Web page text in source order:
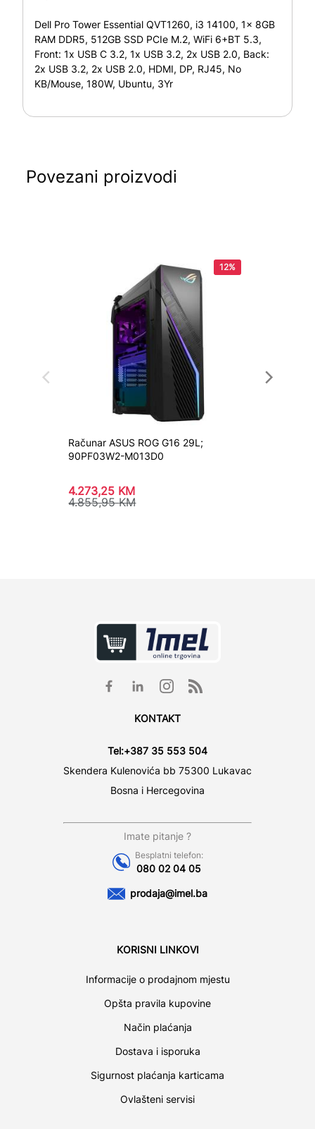
Dell Pro Tower Essential QVT1260, i3 14100, 1x 8GB
RAM DDR5, 512GB SSD PCIe M.2, WiFi 6+BT 5.3,
Front: 1x USB C 3.2, 1x USB 3.2, 2x USB 2.0, Back:
2x USB 3.2, 2x USB 2.0, HDMI, DP, RJ45, No
KB/Mouse, 180W, Ubuntu, 3Yr
Povezani proizvodi
12%
Računar ASUS ROG G16 29L;
90PF03W2-M013D0
4.273,25 KM
4.855,95KM
KONTAKT
Tel:+387 35 553 504
Skendera Kulenovića bb 75300 Lukavac
Bosna i Hercegovina
Imate pitanje ?
Besplatni telefon:
080 02 04 05
prodaja@imel.ba
KORISNI LINKOVI
Informacije o prodajnom mjestu
Opšta pravila kupovine
Način plaćanja
Dostava i isporuka
Sigurnost plaćanja karticama
Ovlašteni servisi